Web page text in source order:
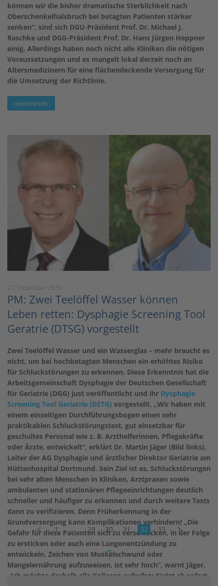
können wir die bisher dramatische Sterblichkeit nach
Oberschenkelhalsbruch bei betagten Patienten stärker
senken“, sind sich DGU-Präsident Prof. Dr. Michael J.
Raschke und DGG-Präsident Prof. Dr. Hans Jürgen Heppner
einig. Allerdings haben noch nicht alle Kliniken die nötigen
Voraussetzungen und es mangelt lokal derzeit noch an
Altersmedizinern für eine flächendeckende Versorgung für
die Umsetzung der Richtlinie.
weiterlesen
PM: Zwei Teelöffel Wasser können
Leben retten: Dysphagie Screening Tool
Geratrie (DTSG) vorgestellt
Zwei Teelöffel Wasser und ein Wasserglas – mehr braucht es
nicht, um bei hochbetagten Menschen ein erhöhtes Risiko
für Schluckstörungen zu erkennen. Diese Erkenntnis hat die
Arbeitsgemeinschaft Dysphagie der Deutschen Gesellschaft
für Geriatrie (DGG) just veröffentlicht und ihr Dysphagie
Screening Tool Geriatrie (DSTG) vorgestellt. „Wir haben mit
einem einseitigen Durchführungsbogen einen sehr
praktikablen Schluckstörungstest, gut einsetzbar für
geschultes Personal wie z. B. Arzthelferinnen, Pflegekräfte
oder Ärzte, entwickelt“, erklärt Dr. Martin Jäger (Bild links),
Leiter der AG Dysphagie und ärztlicher Direktor Geriatrie am
Hüttenhospital Dortmund. Sein Ziel ist es, Schluckstörungen
bei sehr alten Menschen in Kliniken, Arztpraxen sowie
ambulanten und stationären Pflegeeinrichtungen deutlich
schneller und häufiger zu erkennen und durch weitere Tests
dann zu verifizieren. Denn Früherkennung in der
Grundversorgung kann Komplikationen verhindern! „Die
Gefahr für diese Patienten sich zu verschlucken, in der Folge
zu ersticken oder auch eine Lungenentzündung zu
entwickeln, Zeichen von Muskelschwund oder
Mangelernährung aufzuweisen, ist sehr hoch“, warnt Jäger.
„Ich möchte deshalb alle Kollegen aufrufen: Nutzt ab sofort
1 … 29 30 31 32 33